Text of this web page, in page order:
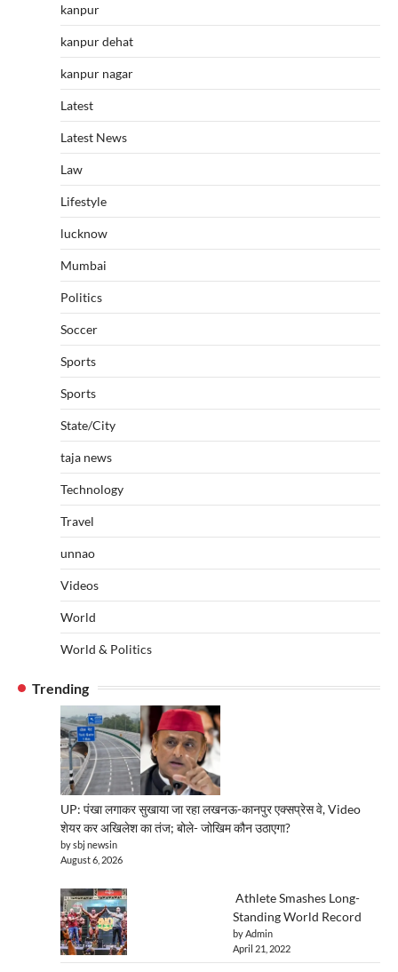
kanpur
kanpur dehat
kanpur nagar
Latest
Latest News
Law
Lifestyle
lucknow
Mumbai
Politics
Soccer
Sports
Sports
State/City
taja news
Technology
Travel
unnao
Videos
World
World & Politics
Trending
UP: पंखा लगाकर सुखाया जा रहा लखनऊ-कानपुर एक्सप्रेस वे, Video
शेयर कर अखिलेश का तंज; बोले- जोखिम कौन उठाएगा?
by sbj newsin
August 6, 2026
Athlete Smashes Long-
Standing World Record
by Admin
April 21, 2022